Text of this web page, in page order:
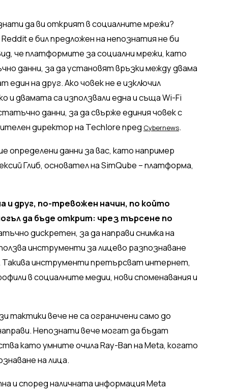
да ви открият в социалните мрежи?
е бил предложен на непознатия не би
че платформите за социални мрежи, като
данни, за да установят връзки между двама
един на друг. Ако човек не е изключил
и двамата са използвали една и съща Wi-Fi
данни, за да свърже единия човек с
директор на Techlore пред Cybernews.
данни за вас, като например
Глиб, основател на SimQube – платформа,
и друг, по-тревожен начин, по който
да бъде открит: чрез търсене по
дискретен, за да направи снимка на
инструменти за лицево разпознаване
Такива инструменти претърсват интернет,
в социалните медии, нови споменавания и
тактики вече не са ограничени само до
Непознати вече могат да бъдат
като умните очила Ray-Ban на Meta, когато
на лица.
и според наличната информация Meta